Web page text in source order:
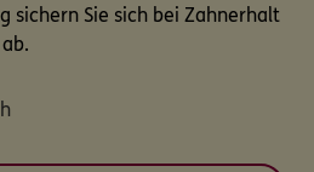
sichern Sie sich bei Zahnerhalt